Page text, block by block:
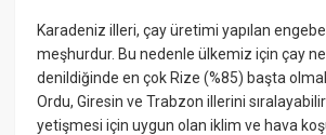
Karadeniz illeri, çay üretimi yapılan
meşhurdur. Bu nedenle ülkemiz için çay
denildiğinde en çok Rize (%85) başta
Ordu, Giresin ve Trabzon illerini
yetişmesi için uygun olan iklim ve hava